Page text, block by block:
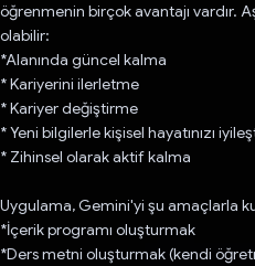
öğrenmenin birçok avantajı vardır.
olabilir:
*Alanında güncel kalma
* Kariyerini ilerletme
* Kariyer değiştirme
* Yeni bilgilerle kişisel hayatınızı
* Zihinsel olarak aktif kalma
Uygulama, Gemini'yi şu amaçlarla
*İçerik programı oluşturmak
*Ders metni oluşturmak (kendi